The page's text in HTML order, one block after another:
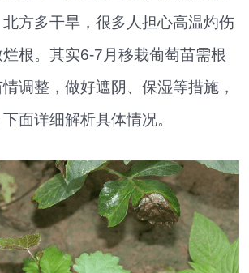
北方多干旱，很多人担心高温灼伤
根。其实6-7月移栽葡萄苗需根
调整，做好遮阴、保湿等措施，
面详细解析具体情况。